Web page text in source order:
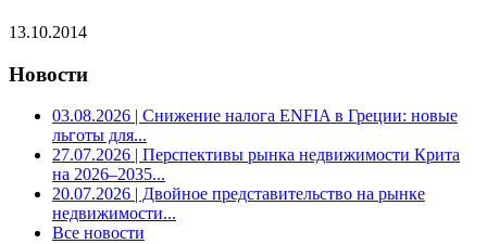
13.10.2014
Новости
03.08.2026 | Снижение налога ENFIA в Греции: новые
льготы для...
27.07.2026 | Перспективы рынка недвижимости Крита
на 2026–2035...
20.07.2026 | Двойное представительство на рынке
недвижимости...
Все новости